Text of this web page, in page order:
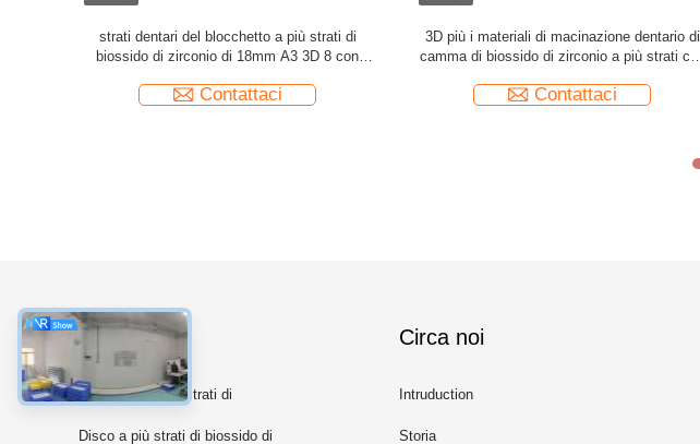
Disco a più strati dentario 1200 del blocchetto
di biossido di zirconio del MPA per la fresatrice
Contattaci
L'alto biossido di zirconio dentario traslucido
blocca 3D Vita a più strati 16 colori 98mm
Contattaci
categorie
Blocchetto a più strati di
biossido di zirconio
Disco a più strati di biossido di
Circa noi
Intruduction
Storia